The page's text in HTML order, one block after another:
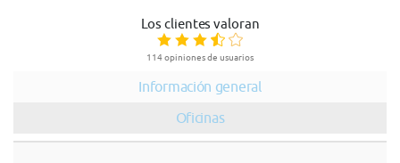
Los clientes valoran
114 opiniones de usuarios
Información general
Oficinas